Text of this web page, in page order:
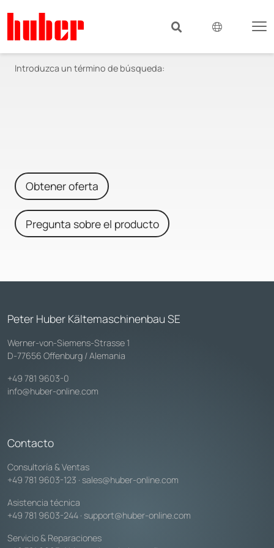
Introduzca un término de búsqueda:
Obtener oferta
Pregunta sobre el producto
Peter Huber Kältemaschinenbau SE
Werner-von-Siemens-Strasse 1
D-77656 Offenburg / Alemania
+49 781 9603-0
info@huber-online.com
Contacto
Consultoría & Ventas
+49 781 9603-123 · sales@huber-online.com
Asistencia técnica
+49 781 9603-244 · support@huber-online.com
Servicio & Reparaciones